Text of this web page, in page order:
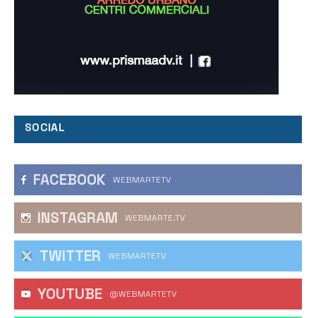
SOCIAL
FACEBOOK WEBMARTETV
INSTAGRAM WEBMARTE.TV
TWITTER WEBMARTETV
YOUTUBE @WEBMARTETV